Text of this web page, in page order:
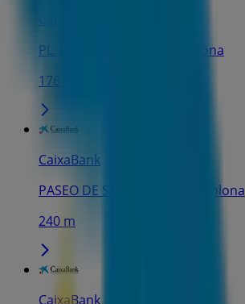
PL. DEL CASTILLO, 7, Pamplona
176 m
CaixaBank
PASEO DE SARASATE, 5, Pamplona
240 m
CaixaBank